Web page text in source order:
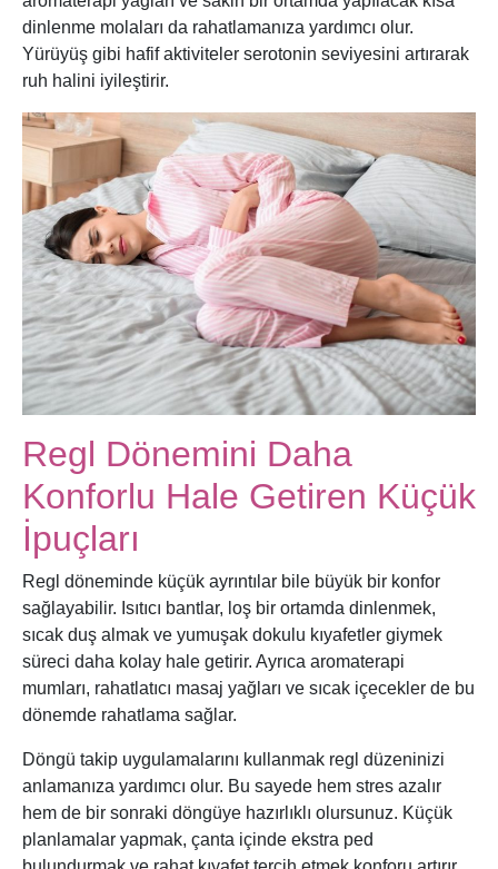
dinlenme molaları da rahatlamanıza yardımcı olur.
Yürüyüş gibi hafif aktiviteler serotonin seviyesini artırarak
ruh halini iyileştirir.
Regl Dönemini Daha
Konforlu Hale Getiren Küçük
İpuçları
Regl döneminde küçük ayrıntılar bile büyük bir konfor
sağlayabilir. Isıtıcı bantlar, loş bir ortamda dinlenmek,
sıcak duş almak ve yumuşak dokulu kıyafetler giymek
süreci daha kolay hale getirir. Ayrıca aromaterapi
mumları, rahatlatıcı masaj yağları ve sıcak içecekler de bu
dönemde rahatlama sağlar.
Döngü takip uygulamalarını kullanmak regl düzeninizi
anlamanıza yardımcı olur. Bu sayede hem stres azalır
hem de bir sonraki döngüye hazırlıklı olursunuz. Küçük
planlamalar yapmak, çanta içinde ekstra ped